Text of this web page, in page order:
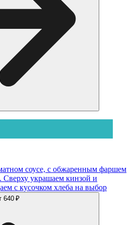
соусе, с обжаренным фаршем
украшаем кинзой и
с кусочком хлеба на выбор
640 ₽